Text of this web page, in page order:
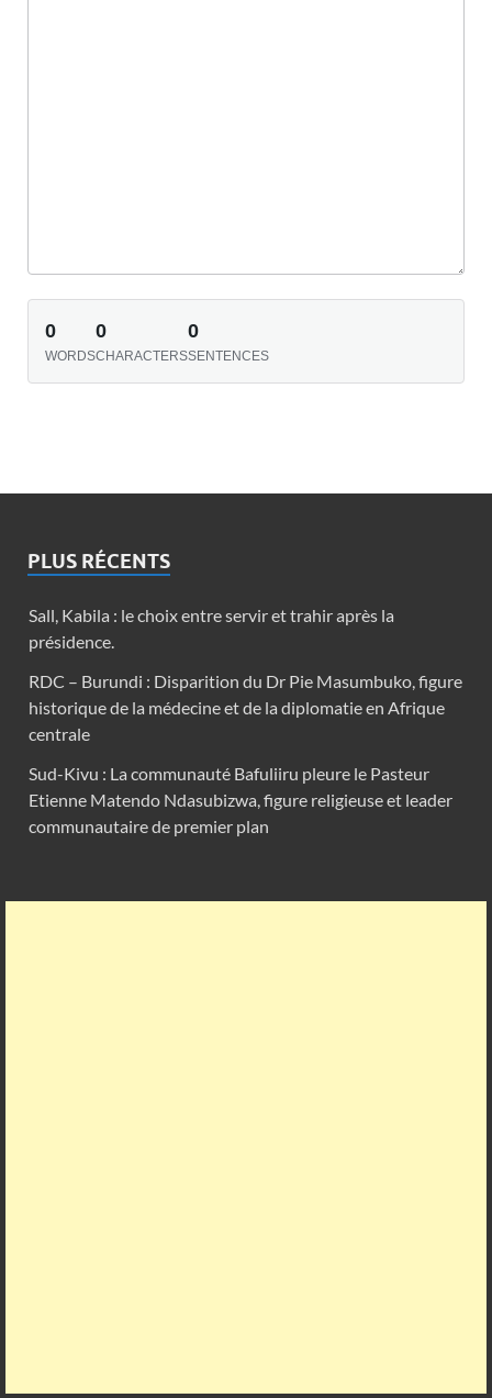
0
WORDS
0
CHARACTERS
0
SENTENCES
PLUS RÉCENTS
Sall, Kabila : le choix entre servir et trahir après la
présidence.
RDC – Burundi : Disparition du Dr Pie Masumbuko, figure
historique de la médecine et de la diplomatie en Afrique
centrale
Sud-Kivu : La communauté Bafuliiru pleure le Pasteur
Etienne Matendo Ndasubizwa, figure religieuse et leader
communautaire de premier plan